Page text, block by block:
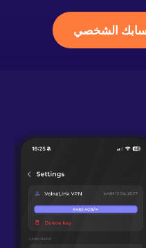
الشخصي